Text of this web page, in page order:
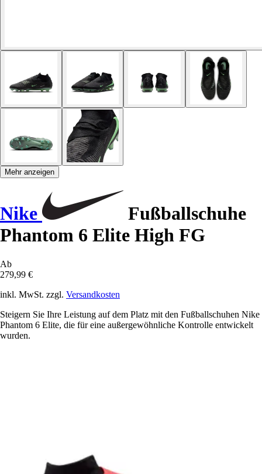
Mehr anzeigen
Nike
Fußballschuhe
Phantom 6 Elite High FG
Ab
279,99 €
inkl. MwSt. zzgl. Versandkosten
Steigern Sie Ihre Leistung auf dem Platz mit den Fußballschuhen Nike
Phantom 6 Elite, die für eine außergewöhnliche Kontrolle entwickelt
wurden.